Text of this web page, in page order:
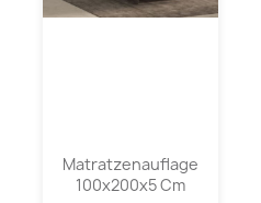
Matratzenauflage
100x200x5 Cm